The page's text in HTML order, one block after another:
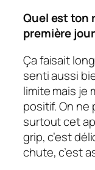
Quel est ton
première
Ça faisait
senti aussi
limite mais je
positif. On ne
surtout cet
grip, c’est
chute, c’est